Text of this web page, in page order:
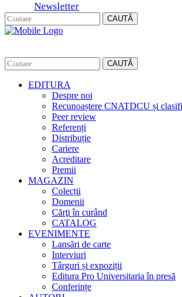
Newsletter
CAUTĂ
CAUTĂ
EDITURA
Despre noi
Recunoaștere CNATDCU și
Peer review
Referenți
Distribuție
Cariere
Acreditare
Premii
MAGAZIN
Colecții
Domenii
Cărţi în curând
CATALOG
EVENIMENTE
Lansări de carte
Interviuri
Târguri și expoziții
Editura Pro Universitaria în presă
Conferințe